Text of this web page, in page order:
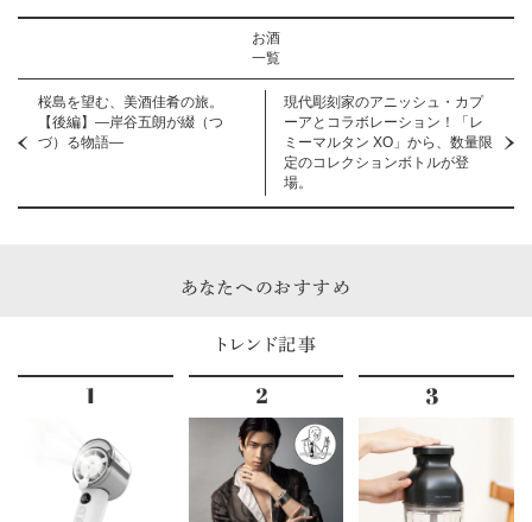
お酒
一覧
桜島を望む、美酒佳肴の旅。
【後編】―岸谷五朗が綴（つ
づ）る物語―
現代彫刻家のアニッシュ・カプ
ーアとコラボレーション！「レ
ミーマルタン XO」から、数量限
定のコレクションボトルが登
場。
あなたへのおすすめ
トレンド記事